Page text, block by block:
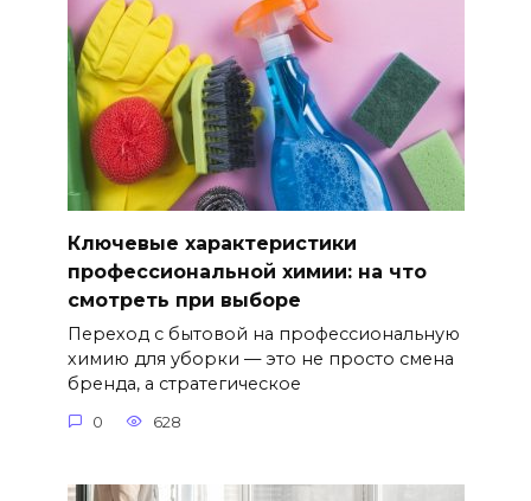
Ключевые характеристики
профессиональной химии: на что
смотреть при выборе
Переход с бытовой на профессиональную
химию для уборки — это не просто смена
бренда, а стратегическое
0 628